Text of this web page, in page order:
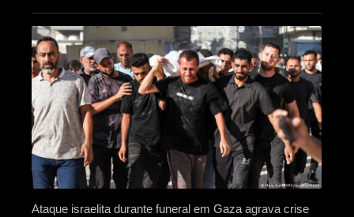
Ataque israelita durante funeral em Gaza agrava crise